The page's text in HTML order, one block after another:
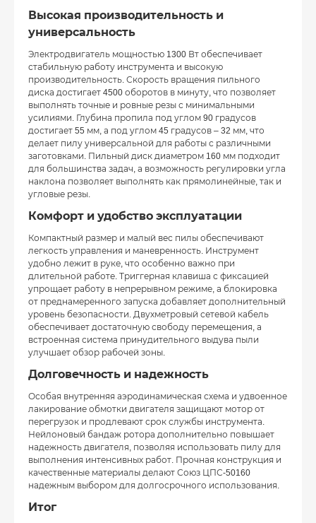
Высокая производительность и
универсальность
Электродвигатель мощностью 1300 Вт обеспечивает
стабильную работу инструмента и высокую
производительность. Скорость вращения пильного
диска достигает 4500 оборотов в минуту, что позволяет
выполнять точные и ровные резы с минимальными
усилиями. Глубина пропила под углом 90 градусов
достигает 55 мм, а под углом 45 градусов – 32 мм, что
делает пилу универсальной для работы с различными
заготовками. Пильный диск диаметром 160 мм подходит
для большинства задач, а возможность регулировки угла
наклона позволяет выполнять как прямолинейные, так и
угловые резы.
Комфорт и удобство эксплуатации
Компактный размер и малый вес пилы обеспечивают
легкость управления и маневренность. Инструмент
удобно лежит в руке, что особенно важно при
длительной работе. Триггерная клавиша с фиксацией
упрощает работу в непрерывном режиме, а блокировка
от преднамеренного запуска добавляет дополнительный
уровень безопасности. Двухметровый сетевой кабель
обеспечивает достаточную свободу перемещения, а
встроенная система принудительного выдува пыли
улучшает обзор рабочей зоны.
Долговечность и надежность
Особая внутренняя аэродинамическая схема и удвоенное
лакирование обмотки двигателя защищают мотор от
перегрузок и продлевают срок службы инструмента.
Нейлоновый бандаж ротора дополнительно повышает
надежность двигателя, позволяя использовать пилу для
выполнения интенсивных работ. Прочная конструкция и
качественные материалы делают Союз ЦПС-50160
надежным выбором для долгосрочного использования.
Итог